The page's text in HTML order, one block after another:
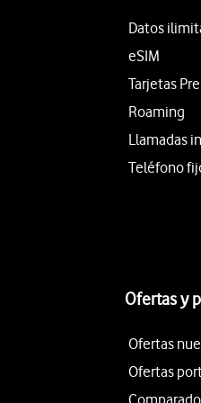
Datos
eSIM
Tarjetas
Roaming
Llamadas
Teléfono
Ofertas y
Ofertas
Ofertas